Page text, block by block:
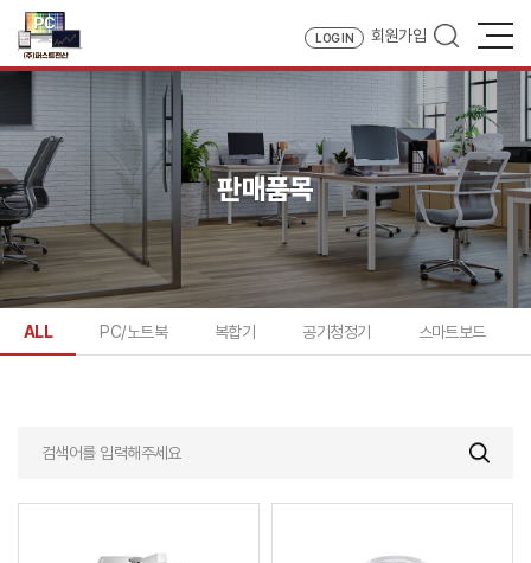
LOG IN 회원가입
판매품목
ALL PC/노트북 복합기 공기청정기 스마트보드